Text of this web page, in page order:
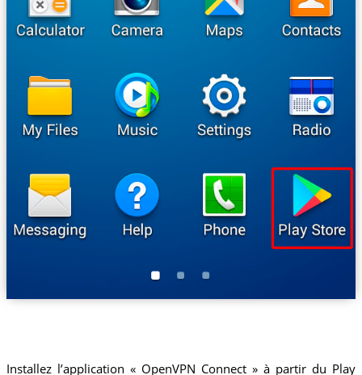
Installez l’application « OpenVPN Connect » à partir du Play